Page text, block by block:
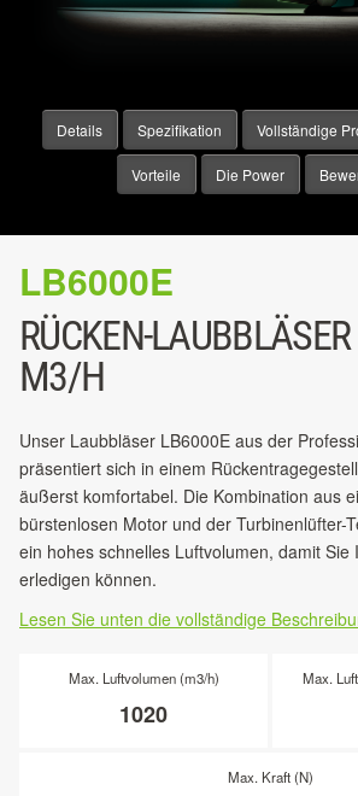
Details Spezifikation Vollständige
Vorteile Die Power
LB6000E
RÜCKEN-
M3/H
Unser Laubbläser LB6000E aus der
präsentiert sich in einem
äußerst komfortabel. Die Kombination aus
bürstenlosen Motor und der Turbinenlüfter-
ein hohes schnelles Luftvolumen, damit Sie
erledigen können.
Lesen Sie unten die vollständige
Max. Luftvolumen (m3/h)
1020
Max.
Max. Kraft (N)